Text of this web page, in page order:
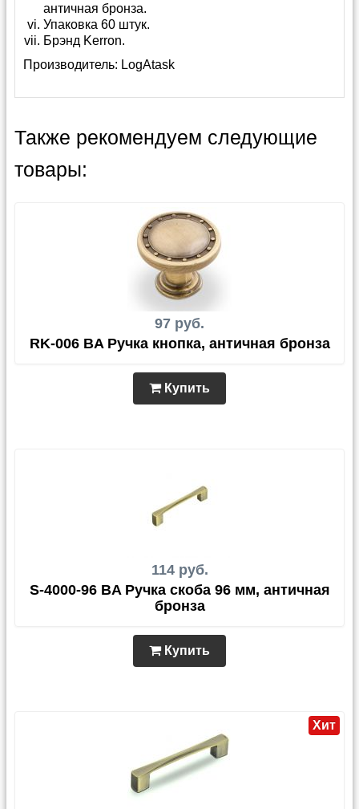
античная бронза.
Упаковка 60 штук.
Брэнд Kerron.
Производитель: LogAtask
Также рекомендуем следующие
товары:
97 руб.
RK-006 BA Ручка кнопка, античная бронза
Купить
114 руб.
S-4000-96 BA Ручка скоба 96 мм, античная
бронза
Купить
Хит